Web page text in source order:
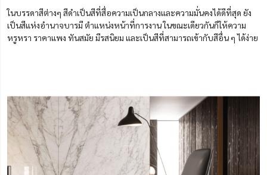
ในบรรดาสีต่างๆ สีดำเป็นสีที่สื่อความเป็นกลางและความมั่นคงได้ดีที่สุด ยัง
เป็นสีแห่งอำนาจบารมี ตำแหน่งหน้าที่การงาน ในขณะเดียวกันก็ให้ความ
หรูหรา ราคาแพง ทันสมัย มีรสนิยม และเป็นสีที่สามารถเข้ากับสีอื่น ๆ ได้ง่าย